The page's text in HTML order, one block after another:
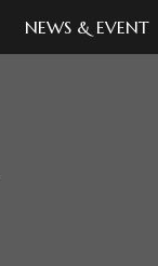
NEWS & EVENT